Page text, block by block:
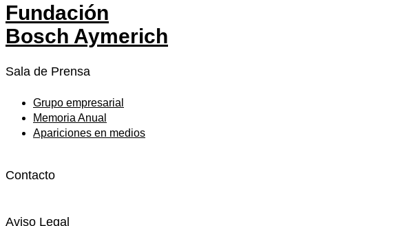
Fundación
Bosch Aymerich
Sala de Prensa
Grupo empresarial
Memoria Anual
Apariciones en medios
Contacto
Aviso Legal